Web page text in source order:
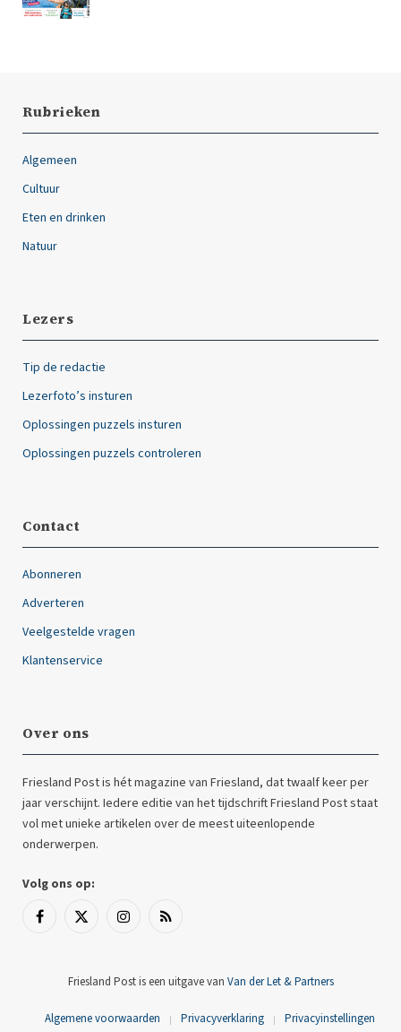
Rubrieken
Algemeen
Cultuur
Eten en drinken
Natuur
Lezers
Tip de redactie
Lezerfoto’s insturen
Oplossingen puzzels insturen
Oplossingen puzzels controleren
Contact
Abonneren
Adverteren
Veelgestelde vragen
Klantenservice
Over ons
Friesland Post is hét magazine van Friesland, dat twaalf keer per
jaar verschijnt. Iedere editie van het tijdschrift Friesland Post staat
vol met unieke artikelen over de meest uiteenlopende
onderwerpen.
Volg ons op:
Facebook
X
InstagramRSS
Friesland Post is een uitgave van Van der Let & Partners
Algemene voorwaarden Privacyverklaring Privacyinstellingen